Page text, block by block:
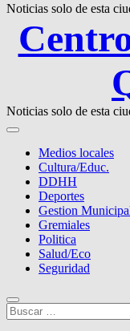
Noticias solo de esta
Noticias solo de esta
Medios locales
Cultura/Educ.
DDHH
Deportes
Gestion
Gremiales
Politica
Salud/Eco
Seguridad
Buscar
…